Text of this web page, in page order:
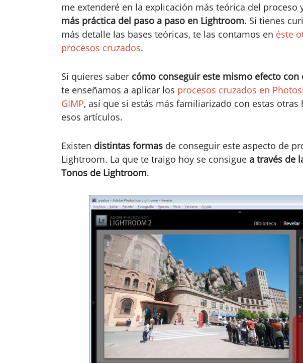
me extenderé en la explicación más teórica del proceso
más práctica del paso a paso en Lightroom. Si tienes
más detalle las bases teóricas, te las contamos en éste
procesos cruzados.
Si quieres saber cómo conseguir este mismo efecto
te enseñamos a aplicar los procesos cruzados en
GIMP, así que si estás más familiarizado con estas
esos artículos.
Existen distintas formas de conseguir este aspecto de
Lightroom. La que te traigo hoy se consigue a través de
Tonos de Lightroom.